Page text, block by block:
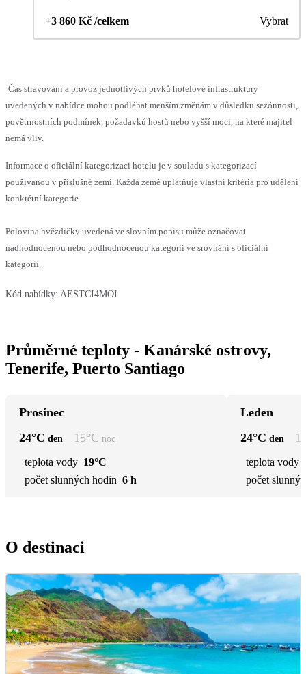
+3 860 Kč /celkem Vybrat
Čas stravování a provoz jednotlivých prvků hotelové infrastruktury
uvedených v nabídce mohou podléhat menším změnám v důsledku sezónnosti,
povětrnostních podmínek, požadavků hostů nebo vyšší moci, na které majitel
nemá vliv.
Informace o oficiální kategorizaci hotelu je v souladu s kategorizací
používanou v příslušné zemi. Každá země uplatňuje vlastní kritéria pro udělení
konkrétní kategorie.
Polovina hvězdičky uvedená ve slovním popisu může označovat
nadhodnocenou nebo podhodnocenou kategorii ve srovnání s oficiální
kategorií.
Kód nabídky: AESTCI4MOI
Průměrné teploty - Kanárské ostrovy,
Tenerife, Puerto Santiago
Prosinec
24°C den 15°C noc
teplota vody 19°C
počet slunných hodin 6 h
Leden
24°C den
teplota vody
počet
O destinaci